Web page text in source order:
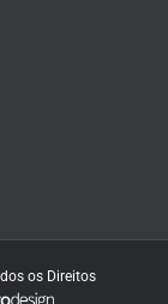
os Direitos